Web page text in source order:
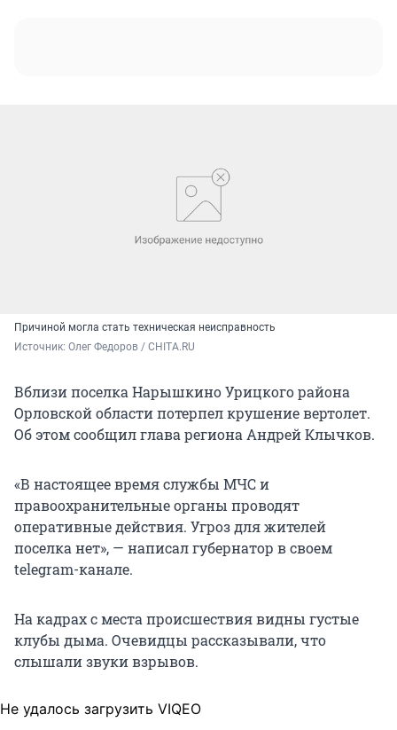
Причиной могла стать техническая неисправность
Источник: Олег Федоров / CHITA.RU
Вблизи поселка Нарышкино Урицкого района
Орловской области потерпел крушение вертолет.
Об этом сообщил глава региона Андрей Клычков.
«В настоящее время службы МЧС и
правоохранительные органы проводят
оперативные действия. Угроз для жителей
поселка нет», — написал губернатор в своем
telegram-канале.
На кадрах с места происшествия видны густые
клубы дыма. Очевидцы рассказывали, что
слышали звуки взрывов.
Не удалось загрузить VIQEO